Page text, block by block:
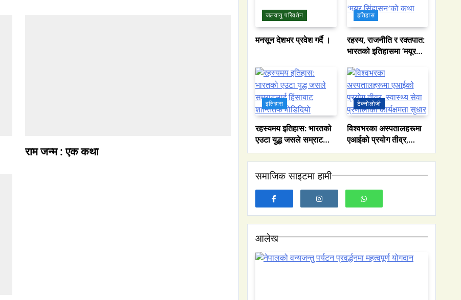
राम जन्म : एक कथा
जलवायु परिवर्तन
मनसून देशभर प्रवेश गर्दै ।
इतिहास
रहस्य, राजनीति र रक्तपात:
भारतको इतिहासमा ‘मयूर
इतिहास
रहस्यमय इतिहास: भारतको
एउटा युद्ध जसले सम्राटलाई
हिंसाबाट शान्तितर्फ
मोडिदियो
टेक्नोलोजी
विश्वभरका अस्पतालहरूमा
एआईको प्रयोग तीव्र,
स्वास्थ्य सेवा प्रणालीको
कार्यक्षमता सुधार
समाजिक साइटमा हामी
आलेख